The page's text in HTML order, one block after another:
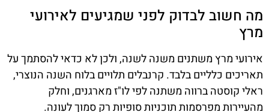
מה חשוב לבדוק לפני שמגיעים לאירועי
מרץ
אירועי מרץ משתנים משנה לשנה, ולכן לא כדאי להסתמך על
תאריכים כלליים בלבד. קרנבלים תלויים בלוח השנה הנוצרי,
ראלי קוסטה ברווה משתנה לפי לו"ז מארגנים, וחלק
מהעיירות מפרסמות תוכניות סופיות רק סמוך לעונה.